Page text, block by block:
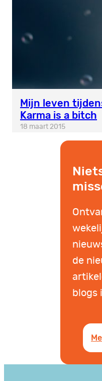
Mijn leven
Karma is a bitch
18 maart 2015
de
blogs